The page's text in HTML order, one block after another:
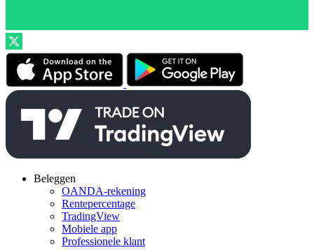
Beleggen
OANDA-rekening
Rentepercentage
TradingView
Mobiele app
Professionele klant